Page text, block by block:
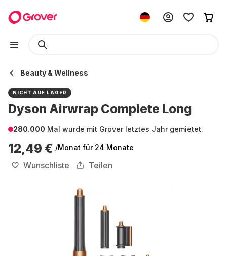
Beauty & Wellness
NICHT AUF LAGER
Dyson Airwrap Complete Long
280.000 Mal wurde mit Grover letztes Jahr gemietet.
12,49 € /Monat für 24 Monate
Wunschliste Teilen